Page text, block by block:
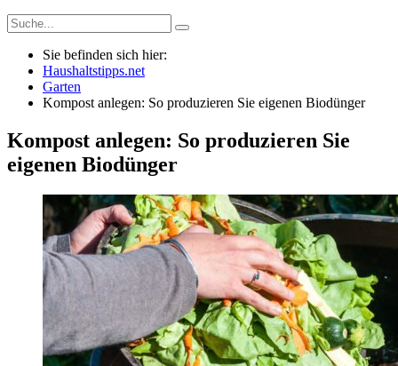
Sie befinden sich hier:
Haushaltstipps.net
Garten
Kompost anlegen: So produzieren Sie eigenen Biodünger
Kompost anlegen: So produzieren Sie
eigenen Biodünger